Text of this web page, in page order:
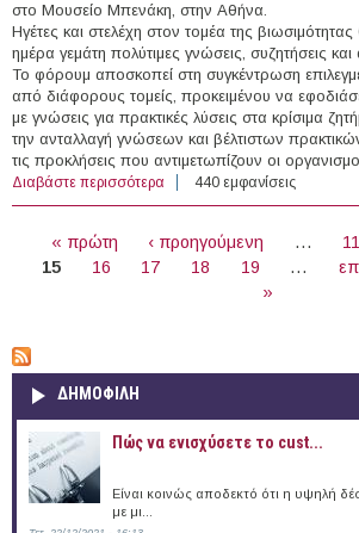
στο Μουσείο Μπενάκη, στην Αθήνα.
Ηγέτες και στελέχη στον τομέα της
ημέρα γεμάτη πολύτιμες γνώσεις, συζητήσεις
Το φόρουμ αποσκοπεί στη συγκέντρωση
από διάφορους τομείς, προκειμένου να
με γνώσεις για πρακτικές λύσεις στα κρίσιμα
την ανταλλαγή γνώσεων και βέλτιστων
τις προκλήσεις που αντιμετωπίζουν οι
Διαβάστε περισσότερα για 04/10/2024 - 14ο Athens
(Αθήνα)
440 εμφανίσεις
« πρώτη ‹ προηγούμενη … 11
15
16 17 18 19 …
»
ΔΗΜΟΦΙΛΗ
Πώς να ενισχύσετε το cust...
Είναι κοινώς αποδεκτό ότι η υψηλή
με μι...